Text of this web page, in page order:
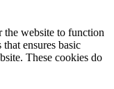
the website to function
ensures basic
These cookies do